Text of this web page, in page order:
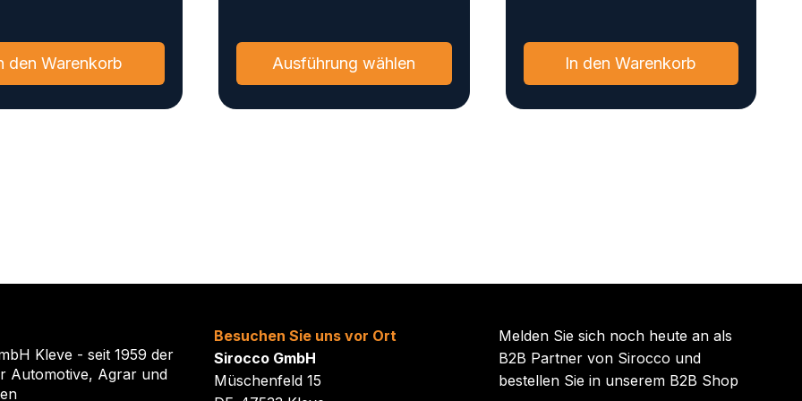
den Warenkorb Ausführung wählen
Dieses
weist
werden
In den Warenkorb
Kleve - seit 1959 der
Automotive, Agrar und
Besuchen Sie uns vor Ort
Sirocco GmbH
Müschenfeld 15
Melden Sie sich noch heute an als
B2B Partner von Sirocco und
bestellen Sie in unserem B2B Shop